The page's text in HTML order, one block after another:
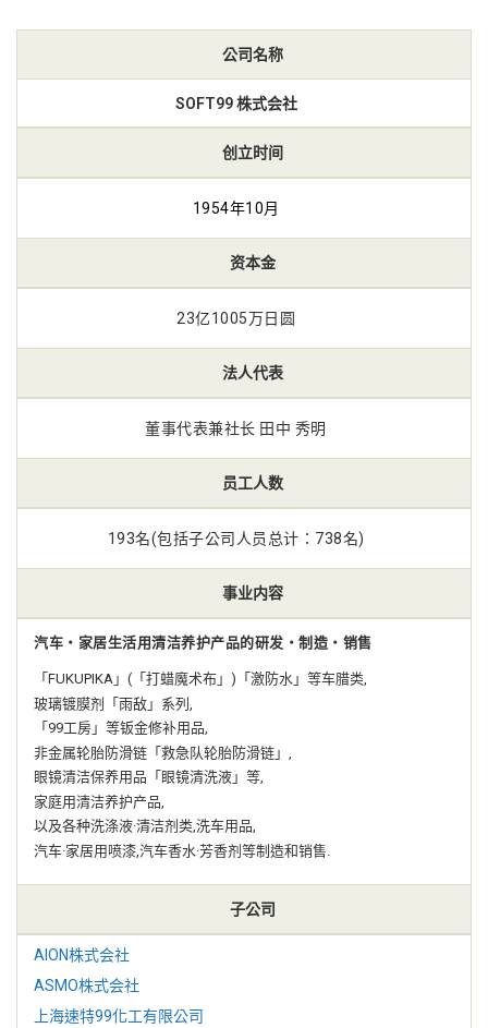
公司名称
SOFT99 株式会社
创立时间
1954年10月
资本金
23亿1005万日圆
法人代表
董事代表兼社长 田中 秀明
员工人数
193名(包括子公司人员总计：738名)
事业内容
汽车‧家居生活用清洁养护产品的研发‧制造‧销售
「FUKUPIKA」(「打蜡魔术布」)「激防水」等车腊类,
玻璃镀膜剂「雨敌」系列,
「99工房」等钣金修补用品,
非金属轮胎防滑链「救急队轮胎防滑链」,
眼镜清洁保养用品「眼镜清洗液」等,
家庭用清洁养护产品,
以及各种洗涤液·清洁剂类,洗车用品,
汽车·家居用喷漆,汽车香水·芳香剂等制造和销售.
子公司
AION株式会社
ASMO株式会社
上海速特99化工有限公司